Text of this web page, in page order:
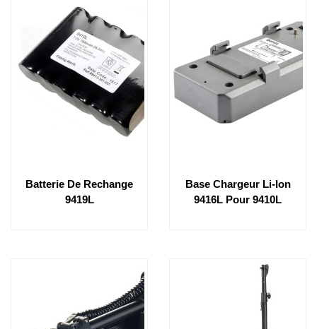
Batterie De Rechange
9419L
Base Chargeur Li-Ion
9416L Pour 9410L